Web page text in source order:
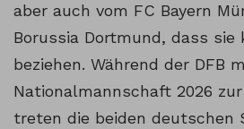
aber auch vom FC Bayern
Borussia Dortmund, dass
beziehen. Während der DFB
Nationalmannschaft 2026
treten die beiden deutschen